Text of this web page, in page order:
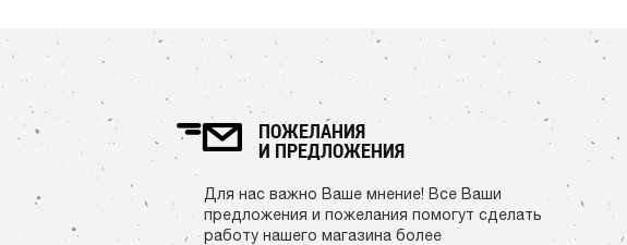
ПОЖЕЛАНИЯ
И ПРЕДЛОЖЕНИЯ
Для нас важно Ваше мнение! Все Ваши
предложения и пожелания помогут сделать
работу нашего магазина более